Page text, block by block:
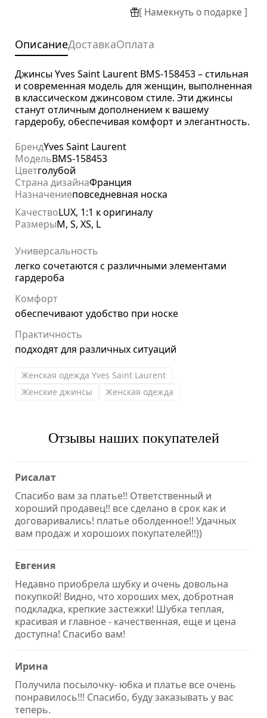
[ Намекнуть о подарке ]
ОписаниеДоставкаОплата
Джинсы Yves Saint Laurent BMS-158453 – стильная
и современная модель для женщин, выполненная
в классическом джинсовом стиле. Эти джинсы
станут отличным дополнением к вашему
гардеробу, обеспечивая комфорт и элегантность.
БрендYves Saint Laurent
МодельBMS-158453
Цветголубой
Страна дизайнаФранция
Назначениеповседневная носка
КачествоLUX, 1:1 к оригиналу
РазмерыM, S, XS, L
Универсальность
легко сочетаются с различными элементами
гардероба
Комфорт
обеспечивают удобство при носке
Практичность
подходят для различных ситуаций
Женская одежда Yves Saint Laurent
Женские джинсы
Женская одежда
Отзывы наших покупателей
Рисалат
Спасибо вам за платье!! Ответственный и
хороший продавец!! все сделано в срок как и
договаривались! платье оболденное!! Удачных
вам продаж и хорошоих покупателей!!))
Евгения
Недавно приобрела шубку и очень довольна
покупкой! Видно, что хороших мех, добротная
подкладка, крепкие застежки! Шубка теплая,
красивая и главное - качественная, еще и цена
доступна! Спасибо вам!
Ирина
Получила посылочку- юбка и платье все очень
понравилось!!! Спасибо, буду заказывать у вас
теперь.